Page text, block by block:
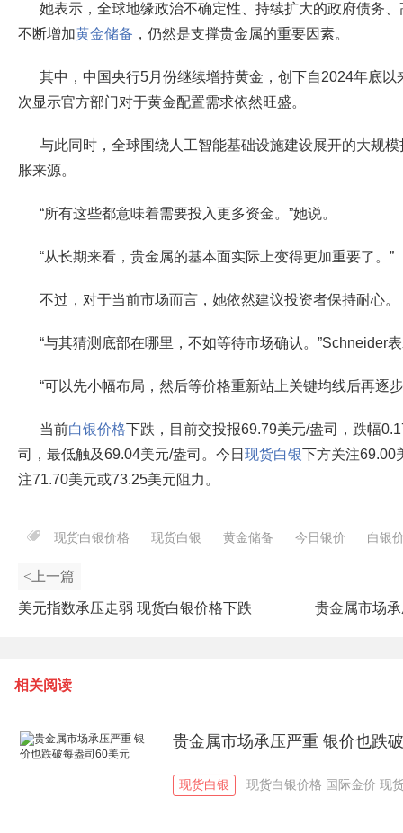
她表示，全球地缘政治不确定性、持续扩大的政府债务
不断增加黄金储备 ，仍然是支撑贵金属的重要因素。
其中，中国央行5月份继续增持黄金，创下自2024年底
次显示官方部门对于黄金配置需求依然旺盛。
与此同时，全球围绕人工智能基础设施建设展开的大规
胀来源。
“所有这些都意味着需要投入更多资金。”她说。
“从长期来看，贵金属的基本面实际上变得更加重要了。”
不过，对于当前市场而言，她依然建议投资者保持耐心。
“与其猜测底部在哪里，不如等待市场确认。”Schneider
“可以先小幅布局，然后等价格重新站上关键均线后再逐
当前白银价格下跌，目前交投报69.79美元/盎司，跌幅
司，最低触及69.04美元/盎司。今日 现货白银下方关注69.00
注71.70美元或73.25美元阻力。
现货白银价格 现货白银 黄金储备 今日银价 白银
<上一篇
美元指数承压走弱 现货白银价格下跌 贵金属市场
相关阅读
贵金属市场承压严重 银价也跌
现货白银 现货白银价格 国际金价 现